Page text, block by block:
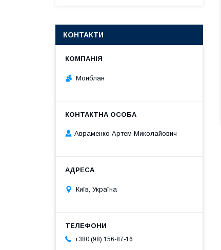
КОНТАКТИ
Монблан
Авраменко Артем Миколайович
Київ, Україна
+380 (98) 156-87-16